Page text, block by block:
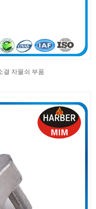
결 자물쇠 부품